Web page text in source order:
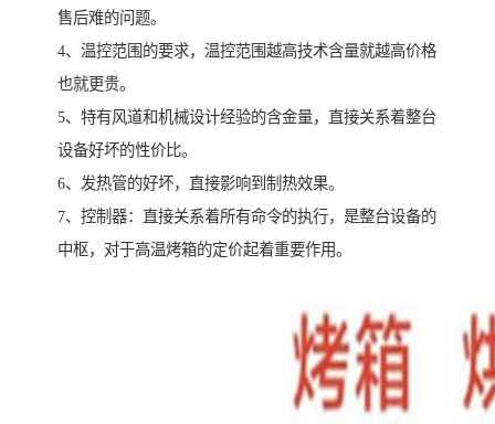
售后难的问题。
4、温控范围的要求，温控范围越高技术含量就越高价格
也就更贵。
5、特有风道和机械设计经验的含金量，直接关系着整台
设备好坏的性价比。
6、发热管的好坏，直接影响到制热效果。
7、控制器：直接关系着所有命令的执行，是整台设备的
中枢，对于高温烤箱的定价起着重要作用。